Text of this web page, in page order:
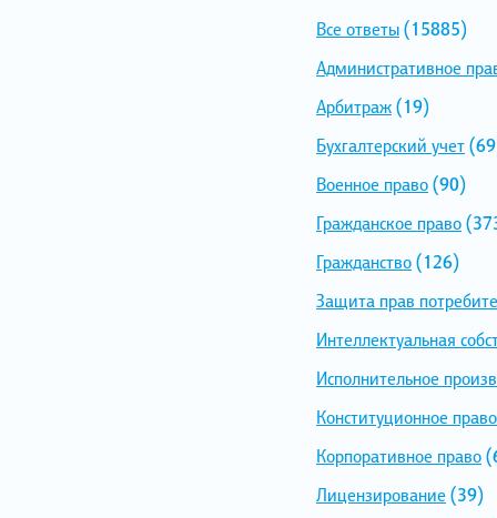
Все ответы(15885)
Административное
Арбитраж(19)
Бухгалтерский учет
Военное право(90)
Гражданское право
Гражданство(126)
Защита прав
Интеллектуальная
Исполнительное
Конституционное право
Корпоративное право
Лицензирование (39)